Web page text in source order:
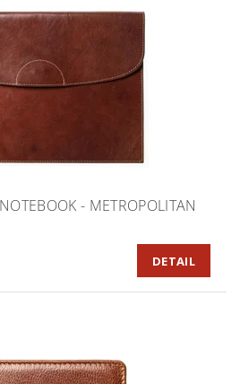
- METROPOLITAN
DETAIL